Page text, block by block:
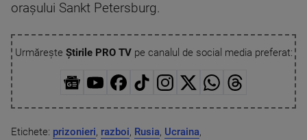
orașului Sankt Petersburg.
Urmărește Știrile PRO TVpe canalul de social media preferat:
Etichete: prizonieri, razboi, Rusia, Ucraina,